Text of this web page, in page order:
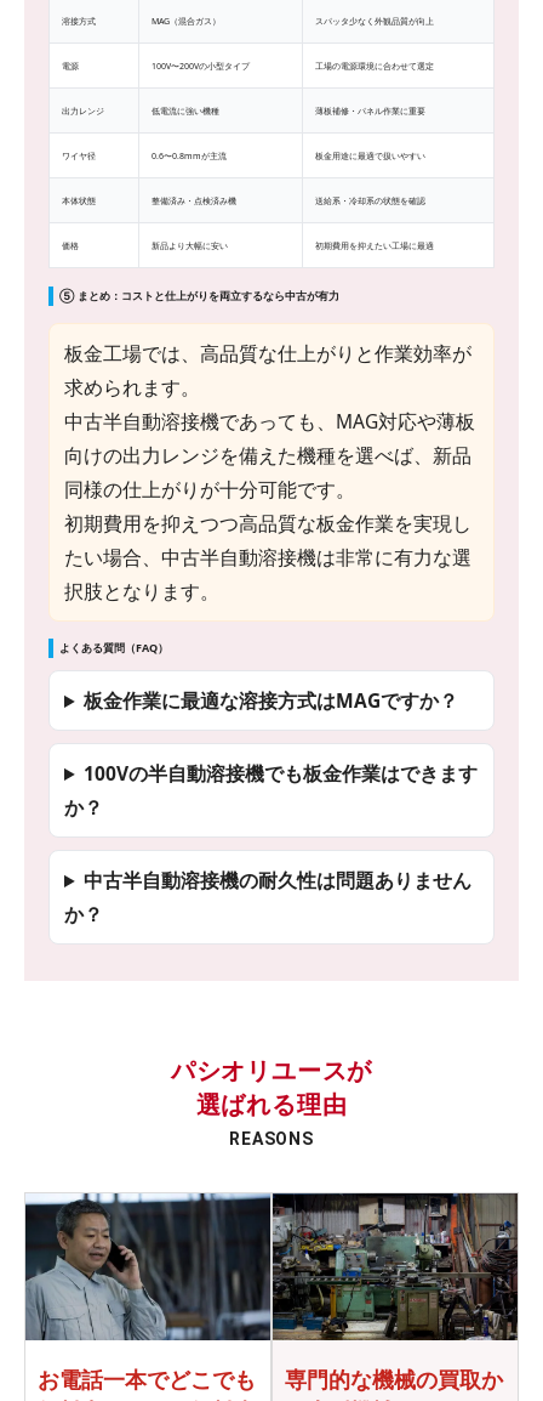
溶接方式 MAG（混合ガス） スパッタ少なく外観品質が向上
電源 100V〜200Vの小型タイプ 工場の電源環境に合わせて選定
出力レンジ 低電流に強い機種 薄板補修・パネル作業に重要
ワイヤ径 0.6〜0.8mmが主流 板金用途に最適で扱いやすい
本体状態 整備済み・点検済み機 送給系・冷却系の状態を確認
価格 新品より大幅に安い 初期費用を抑えたい工場に最適
⑤ まとめ：コストと仕上がりを両立するなら中古が有力
板金工場では、高品質な仕上がりと作業効率が
求められます。
中古半自動溶接機であっても、MAG対応や薄板
向けの出力レンジを備えた機種を選べば、新品
同様の仕上がりが十分可能です。
初期費用を抑えつつ高品質な板金作業を実現し
たい場合、中古半自動溶接機は非常に有力な選
択肢となります。
よくある質問（FAQ）
板金作業に最適な溶接方式はMAGですか？
100Vの半自動溶接機でも板金作業はできます
か？
中古半自動溶接機の耐久性は問題ありません
か？
パシオリユースが
選ばれる理由
REASONS
お電話一本でどこでも
専門的な機械の買取か